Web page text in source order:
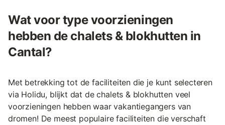
Wat voor type voorzieningen
hebben de chalets & blokhutten in
Cantal?
Met betrekking tot de faciliteiten die je kunt selecteren
via Holidu, blijkt dat de chalets & blokhutten veel
voorzieningen hebben waar vakantiegangers van
dromen! De meest populaire faciliteiten die verschaft